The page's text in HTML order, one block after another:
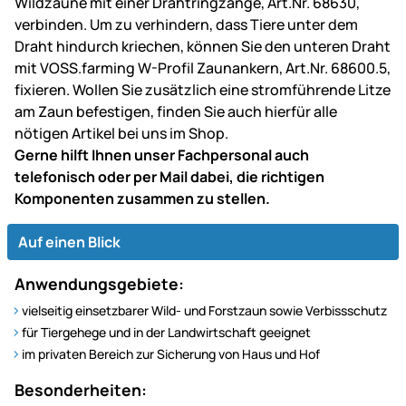
verbinden. Um zu verhindern, dass Tiere unter dem
Draht hindurch kriechen, können Sie den unteren Draht
mit VOSS.farming W-Profil Zaunankern, Art.Nr. 68600.5,
fixieren. Wollen Sie zusätzlich eine stromführende Litze
am Zaun befestigen, finden Sie auch hierfür alle
nötigen Artikel bei uns im Shop.
Gerne hilft Ihnen unser Fachpersonal auch
telefonisch oder per Mail dabei, die richtigen
Komponenten zusammen zu stellen.
Auf einen Blick
Anwendungsgebiete:
vielseitig einsetzbarer Wild- und Forstzaun sowie Verbissschutz
für Tiergehege und in der Landwirtschaft geeignet
im privaten Bereich zur Sicherung von Haus und Hof
Besonderheiten: